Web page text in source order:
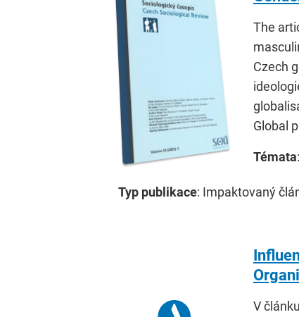
The
Czech
Global
Témata
Typ publikace: Impaktovaný
V